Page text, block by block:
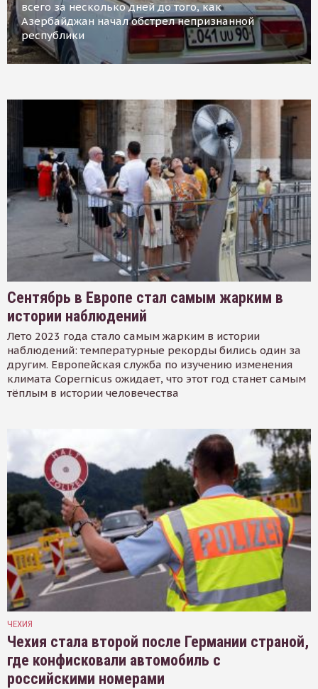
всего за несколько дней до того, как
Азербайджан начал обстрел непризнанной
республики
Сентябрь в Европе стал самым жарким в
истории наблюдений
Лето 2023 года стало самым жарким в истории
наблюдений: температурные рекорды бились один за
другим. Европейская служба по изучению изменения
климата Copernicus ожидает, что этот год станет самым
тёплым в истории человечества
ЧЕХИЯ
Чехия стала второй после Германии страной,
где конфисковали автомобиль с
российскими номерами